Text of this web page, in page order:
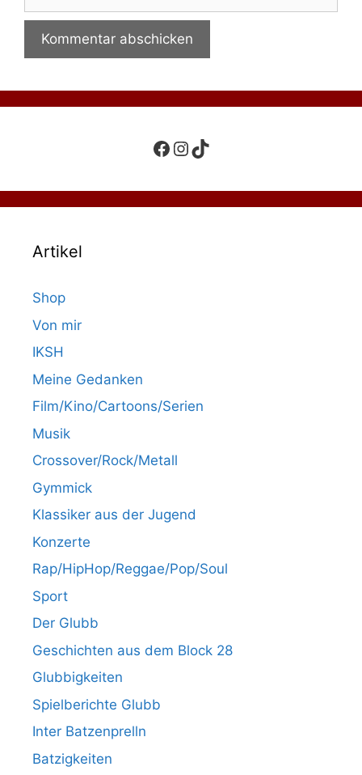
Facebook
Instagram
TikTok
Artikel
Shop
Von mir
IKSH
Meine Gedanken
Film/Kino/Cartoons/Serien
Musik
Crossover/Rock/Metall
Gymmick
Klassiker aus der Jugend
Konzerte
Rap/HipHop/Reggae/Pop/Soul
Sport
Der Glubb
Geschichten aus dem Block 28
Glubbigkeiten
Spielberichte Glubb
Inter Batzenprelln
Batzigkeiten